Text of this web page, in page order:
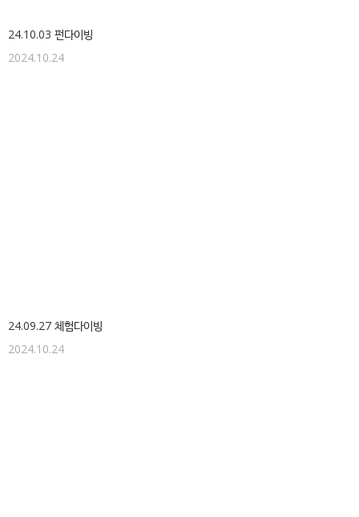
24.10.03 펀다이빙
2024.10.24
24.09.27 체험다이빙
2024.10.24